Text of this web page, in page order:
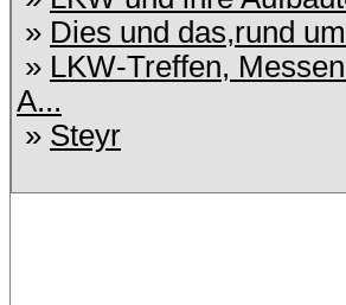
» Dies und das,rund
» LKW-Treffen,
A...
» Steyr